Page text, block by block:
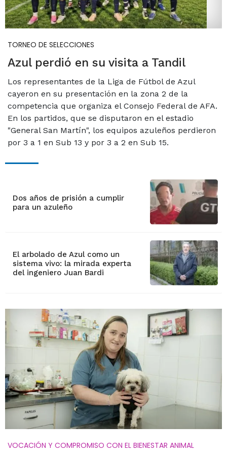
TORNEO DE SELECCIONES
Azul perdió en su visita a Tandil
Los representantes de la Liga de Fútbol de Azul
cayeron en su presentación en la zona 2 de la
competencia que organiza el Consejo Federal de AFA.
En los partidos, que se disputaron en el estadio
"General San Martín", los equipos azuleños perdieron
por 3 a 1 en Sub 13 y por 3 a 2 en Sub 15.
Dos años de prisión a cumplir
para un azuleño
El arbolado de Azul como un
sistema vivo: la mirada experta
del ingeniero Juan Bardi
VOCACIÓN Y COMPROMISO CON EL BIENESTAR ANIMAL